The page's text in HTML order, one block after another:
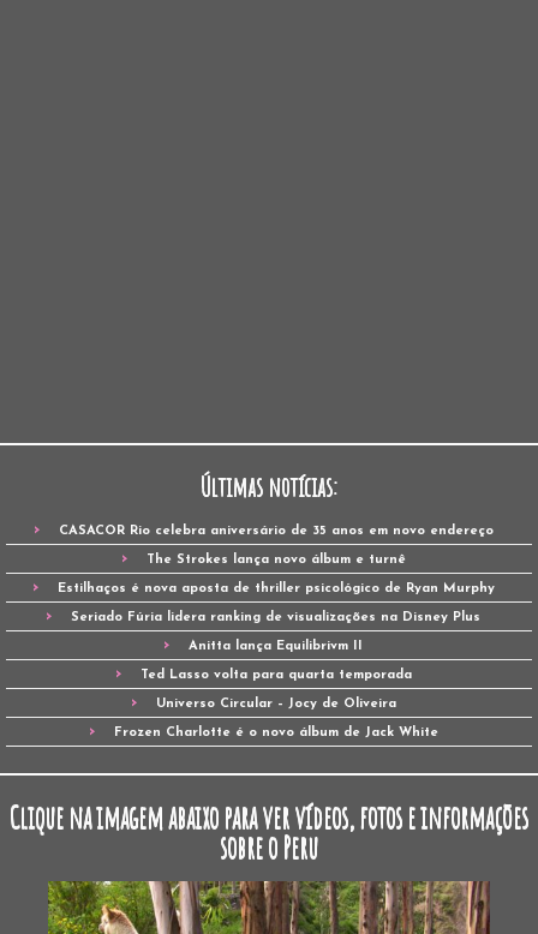
Últimas notícias:
CASACOR Rio celebra aniversário de 35 anos em novo endereço
The Strokes lança novo álbum e turnê
Estilhaços é nova aposta de thriller psicológico de Ryan Murphy
Seriado Fúria lidera ranking de visualizações na Disney Plus
Anitta lança Equilibrivm II
Ted Lasso volta para quarta temporada
Universo Circular – Jocy de Oliveira
Frozen Charlotte é o novo álbum de Jack White
Clique na imagem abaixo para ver vídeos, fotos e informações
sobre o Peru